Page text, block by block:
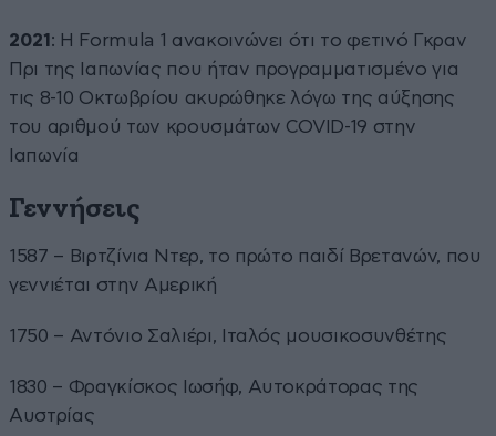
2021 : Η Formula 1 ανακοινώνει ότι το φετινό Γκραν
Πρι της Ιαπωνίας που ήταν προγραμματισμένο για
τις 8-10 Οκτωβρίου ακυρώθηκε λόγω της αύξησης
του αριθμού των κρουσμάτων COVID-19 στην
Ιαπωνία
Γεννήσεις
1587 – Βιρτζίνια Ντερ, το πρώτο παιδί Βρετανών, που
γεννιέται στην Αμερική
1750 – Αντόνιο Σαλιέρι, Ιταλός μουσικοσυνθέτης
1830 – Φραγκίσκος Ιωσήφ, Αυτοκράτορας της
Αυστρίας